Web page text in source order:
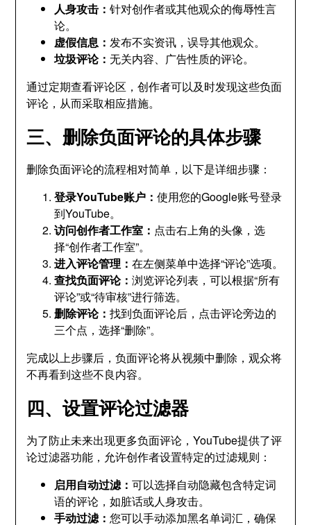
人身攻击：针对创作者或其他观众的侮辱性言
论。
虚假信息：发布不实资讯，误导其他观众。
垃圾评论：无关内容、广告性质的评论。
通过定期查看评论区，创作者可以及时发现这些负面
评论，从而采取相应措施。
三、删除负面评论的具体步骤
删除负面评论的流程相对简单，以下是详细步骤：
登录YouTube账户：使用您的Google账号登录
到YouTube。
访问创作者工作室： 点击右上角的头像，选
择“创作者工作室”。
进入评论管理：在左侧菜单中选择“评论”选项。
查找负面评论：浏览评论列表，可以根据“所有
评论”或“待审核”进行筛选。
删除评论：找到负面评论后，点击评论旁边的
三个点，选择“删除”。
完成以上步骤后，负面评论将从视频中删除，观众将
不再看到这些不良内容。
四、设置评论过滤器
为了防止未来出现更多负面评论，YouTube提供了评
论过滤器功能，允许创作者设置特定的过滤规则：
启用自动过滤：可以选择自动隐藏包含特定词
语的评论，如脏话或人身攻击。
手动过滤：您可以手动添加黑名单词汇，确保